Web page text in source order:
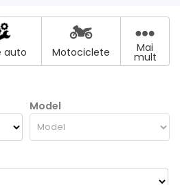
auto Motociclete Mai
mult
Model